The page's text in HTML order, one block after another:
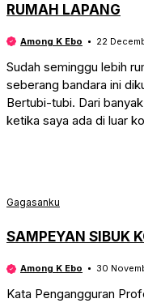
RUMAH LAPANG
Among K Ebo 22
Sudah seminggu lebih
seberang bandara ini
Bertubi-tubi. Dari
ketika saya ada di luar
Gagasanku
SAMPEYAN SIBUK
Among K Ebo 30
Kata Pengangguran